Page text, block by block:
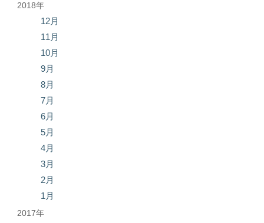
2018年
12月
11月
10月
9月
8月
7月
6月
5月
4月
3月
2月
1月
2017年